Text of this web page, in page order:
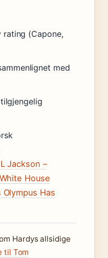
rating (Capone,
med
Jackson –
White House
Has
Hardys allsidige
til Tom